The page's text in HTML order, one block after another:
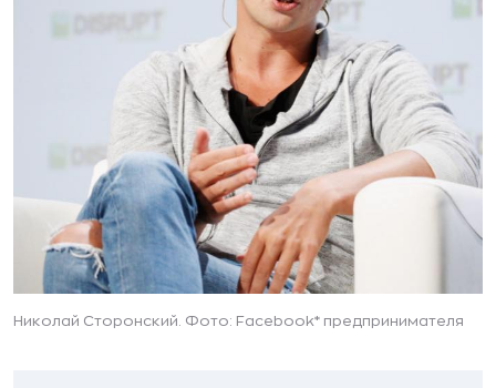
Николай Сторонский. Фото: Facebook* предпринимателя